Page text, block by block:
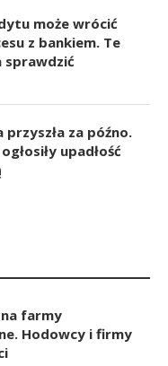
może wrócić
z bankiem. Te
sprawdzić
przyszła za późno.
upadłość
na farmy
Hodowcy i firmy